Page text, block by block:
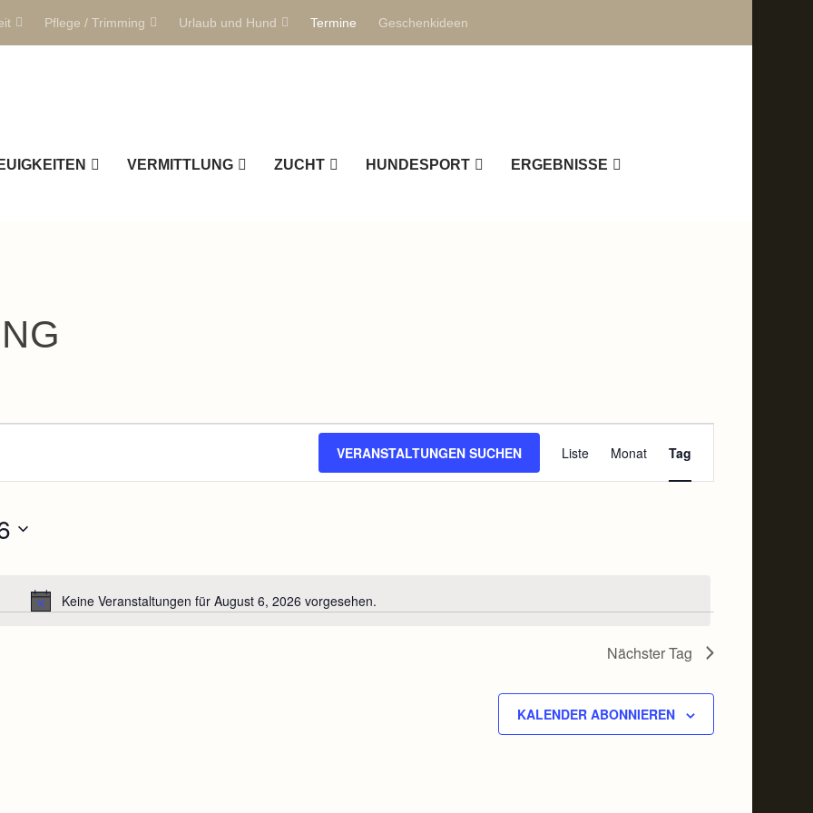
Pflege / Trimming Urlaub und Hund Termine Geschenkideen
VERMITTLUNG ZUCHT HUNDESPORT ERGEBNISSE
Hinweis
Keine Veranstaltungen für August 6, 2026 vorgesehen.
VERANSTALTUNGEN SUCHEN
ANSICHTEN-
NAVIGATION
Liste Monat Tag
Nächster Tag
KALENDER ABONNIEREN